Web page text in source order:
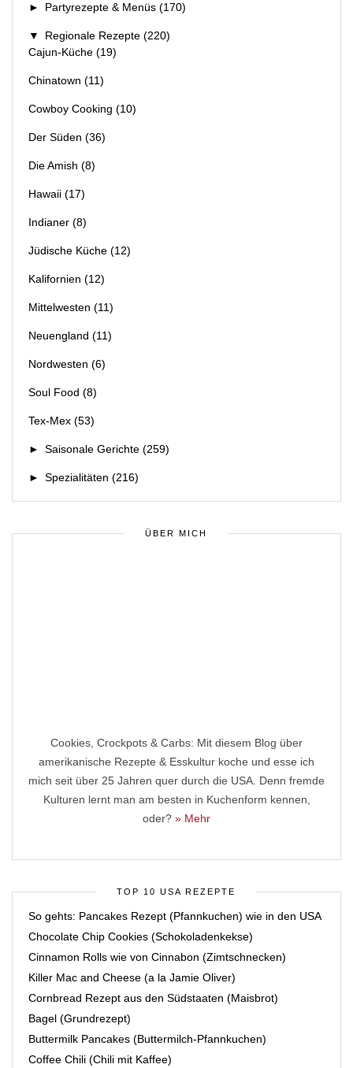
► Partyrezepte & Menüs (170)
▼ Regionale Rezepte (220)
Cajun-Küche (19)
Chinatown (11)
Cowboy Cooking (10)
Der Süden (36)
Die Amish (8)
Hawaii (17)
Indianer (8)
Jüdische Küche (12)
Kalifornien (12)
Mittelwesten (11)
Neuengland (11)
Nordwesten (6)
Soul Food (8)
Tex-Mex (53)
► Saisonale Gerichte (259)
► Spezialitäten (216)
ÜBER MICH
Cookies, Crockpots & Carbs: Mit diesem Blog über
amerikanische Rezepte & Esskultur koche und esse ich
mich seit über 25 Jahren quer durch die USA. Denn fremde
Kulturen lernt man am besten in Kuchenform kennen,
oder? » Mehr
TOP 10 USA REZEPTE
So gehts: Pancakes Rezept (Pfannkuchen) wie in den USA
Chocolate Chip Cookies (Schokoladenkekse)
Cinnamon Rolls wie von Cinnabon (Zimtschnecken)
Killer Mac and Cheese (a la Jamie Oliver)
Cornbread Rezept aus den Südstaaten (Maisbrot)
Bagel (Grundrezept)
Buttermilk Pancakes (Buttermilch-Pfannkuchen)
Coffee Chili (Chili mit Kaffee)